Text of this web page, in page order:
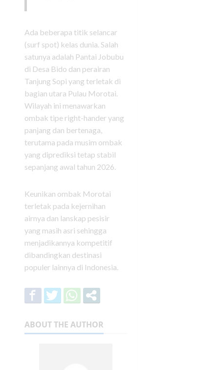
Ada beberapa titik selancar
(surf spot) kelas dunia. Salah
satunya adalah Pantai Jobubu
di Desa Bido dan perairan
Tanjung Sopi yang terletak di
bagian utara Pulau Morotai.
Wilayah ini menawarkan
ombak tipe right-hander yang
panjang dan bertenaga,
terutama pada musim ombak
yang diprediksi tetap stabil
sepanjang awal tahun 2026.
Keunikan ombak Morotai
terletak pada kejernihan
airnya dan lanskap pesisir
yang masih asri sehingga
menjadikannya kompetitif
dibandingkan destinasi
populer lainnya di Indonesia.
ABOUT THE AUTHOR